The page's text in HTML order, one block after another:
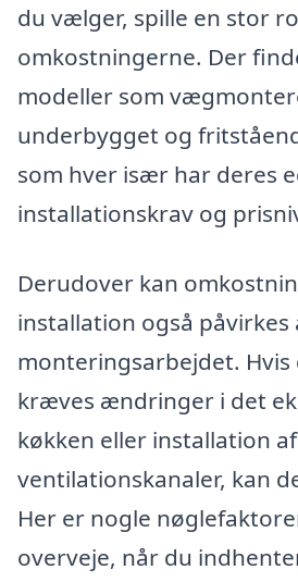
du vælger, spille en stor
omkostningerne. Der
modeller som
underbygget og
som hver især har deres
installationskrav og
Derudover kan
installation også påvirkes
monteringsarbejdet. Hvis
kræves ændringer i det
køkken eller installation
ventilationskanaler, kan
Her er nogle
overveje, når du